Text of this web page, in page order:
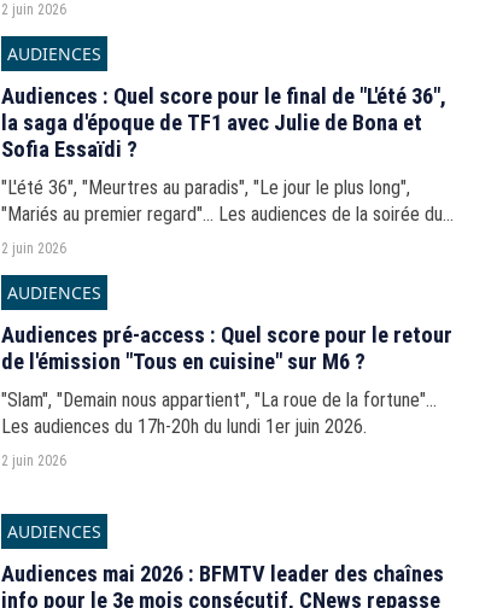
2 juin 2026
AUDIENCES
Audiences : Quel score pour le final de "L'été 36",
la saga d'époque de TF1 avec Julie de Bona et
Sofia Essaïdi ?
"L'été 36", "Meurtres au paradis", "Le jour le plus long",
"Mariés au premier regard"... Les audiences de la soirée du
lundi 1er juin 2026.
2 juin 2026
AUDIENCES
Audiences pré-access : Quel score pour le retour
de l'émission "Tous en cuisine" sur M6 ?
"Slam", "Demain nous appartient", "La roue de la fortune"...
Les audiences du 17h-20h du lundi 1er juin 2026.
2 juin 2026
AUDIENCES
Audiences mai 2026 : BFMTV leader des chaînes
info pour le 3e mois consécutif, CNews repasse